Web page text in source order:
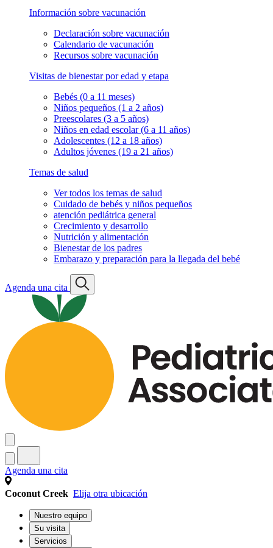
Información sobre vacunación
Declaración sobre vacunación
Calendario de vacunación
Recursos sobre vacunación
Visitas de bienestar por edad y etapa
Bebés (0 a 11 meses)
Niños pequeños (1 a 2 años)
Preescolares (3 a 5 años)
Niños en edad escolar (6 a 11 años)
Adolescentes (12 a 18 años)
Adultos jóvenes (19 a 21 años)
Temas de salud
Ver todos los temas de salud
Cuidado de bebés y niños pequeños
atención pediátrica general
Crecimiento y desarrollo
Nutrición y alimentación
Bienestar de los padres
Embarazo y preparación para la llegada del bebé
Agenda una cita
Agenda una cita
Coconut Creek Elija otra ubicación
Nuestro equipo
Su visita
Servicios